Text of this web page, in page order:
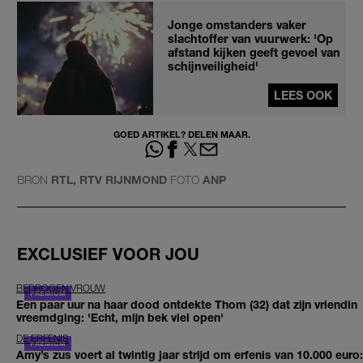
Jonge omstanders vaker
slachtoffer van vuurwerk: 'Op
afstand kijken geeft gevoel van
schijnveiligheid'
LEES OOK
GOED ARTIKEL? DELEN MAAR.
BRON RTL, RTV RIJNMOND FOTO ANP
EXCLUSIEF VOOR JOU
BEDROGEN VROUW
Een paar uur na haar dood ontdekte Thom (32) dat zijn vriendin
vreemdging: 'Echt, mijn bek viel open'
DE ERFENIS
Amy’s zus voert al twintig jaar strijd om erfenis van 10.000 euro: